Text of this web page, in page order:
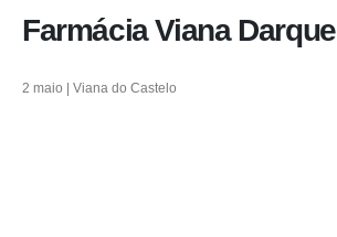
Farmácia Viana Darque
2 maio | Viana do Castelo